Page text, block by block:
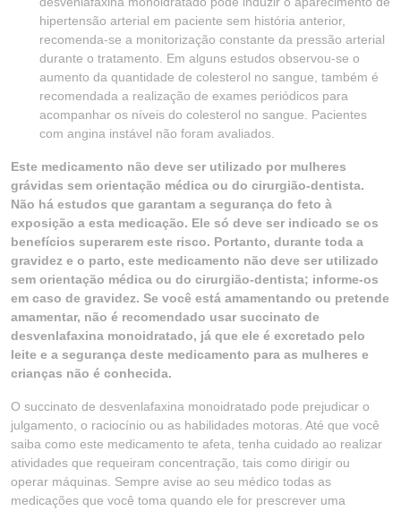
hipertensão arterial em paciente sem história anterior,
recomenda-se a monitorização constante da pressão arterial
durante o tratamento. Em alguns estudos observou-se o
aumento da quantidade de colesterol no sangue, também é
recomendada a realização de exames periódicos para
acompanhar os níveis do colesterol no sangue. Pacientes
com angina instável não foram avaliados.
Este medicamento não deve ser utilizado por mulheres
grávidas sem orientação médica ou do cirurgião-dentista.
Não há estudos que garantam a segurança do feto à
exposição a esta medicação. Ele só deve ser indicado se os
benefícios superarem este risco. Portanto, durante toda a
gravidez e o parto, este medicamento não deve ser utilizado
sem orientação médica ou do cirurgião-dentista; informe-os
em caso de gravidez. Se você está amamentando ou pretende
amamentar, não é recomendado usar succinato de
desvenlafaxina monoidratado, já que ele é excretado pelo
leite e a segurança deste medicamento para as mulheres e
crianças não é conhecida.
O succinato de desvenlafaxina monoidratado pode prejudicar o
julgamento, o raciocínio ou as habilidades motoras. Até que você
saiba como este medicamento te afeta, tenha cuidado ao realizar
atividades que requeiram concentração, tais como dirigir ou
operar máquinas. Sempre avise ao seu médico todas as
medicações que você toma quando ele for prescrever uma